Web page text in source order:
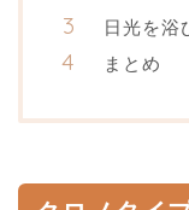
日光を浴
まとめ